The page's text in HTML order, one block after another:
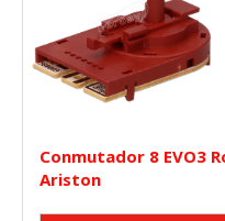
Conmutador 8 EVO3
Ariston